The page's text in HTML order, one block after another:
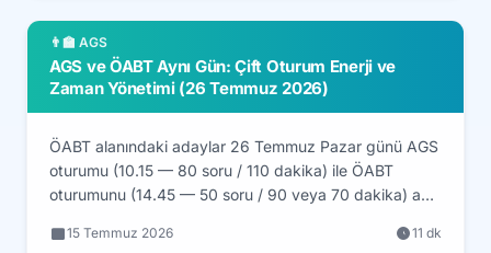
👨‍🏫 AGS
AGS ve ÖABT Aynı Gün: Çift Oturum Enerji ve
Zaman Yönetimi (26 Temmuz 2026)
ÖABT alanındaki adaylar 26 Temmuz Pazar günü AGS
oturumu (10.15 — 80 soru / 110 dakika) ile ÖABT
oturumunu (14.45 — 50 soru / 90 veya 70 dakika) aynı
iki oturum arası mola yönetimi, ikinci oturumda dikkat
15 Temmuz 2026 11 dk